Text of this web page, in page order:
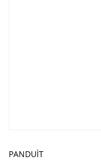
PANDUIT